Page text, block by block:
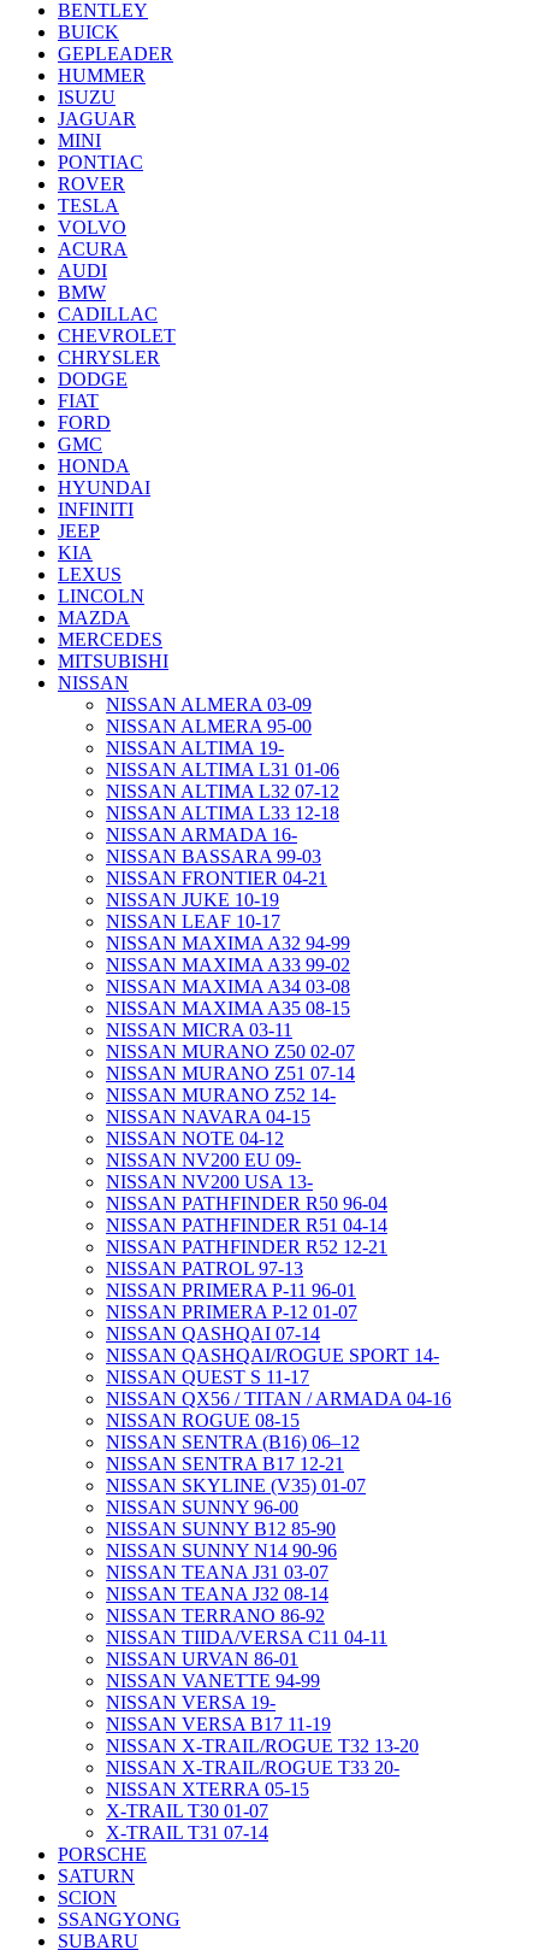
BENTLEY
BUICK
GEPLEADER
HUMMER
ISUZU
JAGUAR
MINI
PONTIAC
ROVER
TESLA
VOLVO
ACURA
AUDI
BMW
CADILLAC
CHEVROLET
CHRYSLER
DODGE
FIAT
FORD
GMC
HONDA
HYUNDAI
INFINITI
JEEP
KIA
LEXUS
LINCOLN
MAZDA
MERCEDES
MITSUBISHI
NISSAN
NISSAN ALMERA 03-09
NISSAN ALMERA 95-00
NISSAN ALTIMA 19-
NISSAN ALTIMA L31 01-06
NISSAN ALTIMA L32 07-12
NISSAN ALTIMA L33 12-18
NISSAN ARMADA 16-
NISSAN BASSARA 99-03
NISSAN FRONTIER 04-21
NISSAN JUKE 10-19
NISSAN LEAF 10-17
NISSAN MAXIMA A32 94-99
NISSAN MAXIMA A33 99-02
NISSAN MAXIMA A34 03-08
NISSAN MAXIMA A35 08-15
NISSAN MICRA 03-11
NISSAN MURANO Z50 02-07
NISSAN MURANO Z51 07-14
NISSAN MURANO Z52 14-
NISSAN NAVARA 04-15
NISSAN NOTE 04-12
NISSAN NV200 EU 09-
NISSAN NV200 USA 13-
NISSAN PATHFINDER R50 96-04
NISSAN PATHFINDER R51 04-14
NISSAN PATHFINDER R52 12-21
NISSAN PATROL 97-13
NISSAN PRIMERA P-11 96-01
NISSAN PRIMERA P-12 01-07
NISSAN QASHQAI 07-14
NISSAN QASHQAI/ROGUE SPORT 14-
NISSAN QUEST S 11-17
NISSAN QX56 / TITAN / ARMADA 04-16
NISSAN ROGUE 08-15
NISSAN SENTRA (B16) 06–12
NISSAN SENTRA B17 12-21
NISSAN SKYLINE (V35) 01-07
NISSAN SUNNY 96-00
NISSAN SUNNY B12 85-90
NISSAN SUNNY N14 90-96
NISSAN TEANA J31 03-07
NISSAN TEANA J32 08-14
NISSAN TERRANO 86-92
NISSAN TIIDA/VERSA C11 04-11
NISSAN URVAN 86-01
NISSAN VANETTE 94-99
NISSAN VERSA 19-
NISSAN VERSA B17 11-19
NISSAN X-TRAIL/ROGUE T32 13-20
NISSAN X-TRAIL/ROGUE T33 20-
NISSAN XTERRA 05-15
X-TRAIL T30 01-07
X-TRAIL T31 07-14
PORSCHE
SATURN
SCION
SSANGYONG
SUBARU